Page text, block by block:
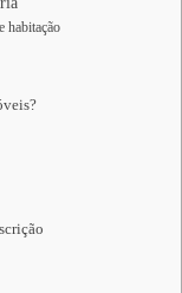
habitação